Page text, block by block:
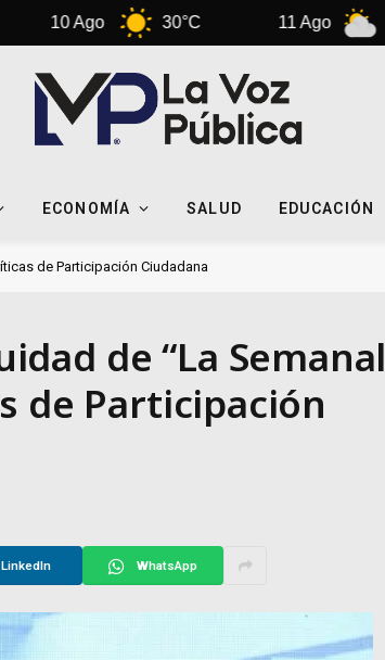
30°C 31°C
ECONOMÍA SALUD EDUCACIÓN
de Participación Ciudadana
de “La Semanal
de Participación
LinkedIn WhatsApp